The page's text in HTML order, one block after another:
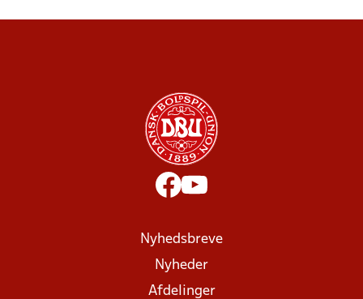
Nyhedsbreve
Nyheder
Afdelinger